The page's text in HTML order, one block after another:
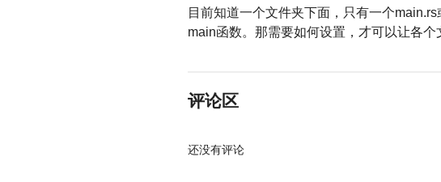
目前知道一个文件夹下面，只有一个
main函数。那需要如何设置，才可以让各个
评论区
还没有评论